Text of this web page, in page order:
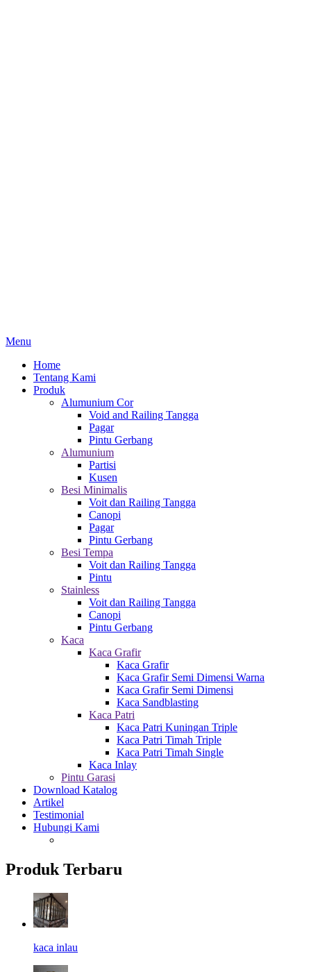
Menu
Home
Tentang Kami
Produk
Alumunium Cor
Void and Railing Tangga
Pagar
Pintu Gerbang
Alumunium
Partisi
Kusen
Besi Minimalis
Voit dan Railing Tangga
Canopi
Pagar
Pintu Gerbang
Besi Tempa
Voit dan Railing Tangga
Pintu
Stainless
Voit dan Railing Tangga
Canopi
Pintu Gerbang
Kaca
Kaca Grafir
Kaca Grafir
Kaca Grafir Semi Dimensi Warna
Kaca Grafir Semi Dimensi
Kaca Sandblasting
Kaca Patri
Kaca Patri Kuningan Triple
Kaca Patri Timah Triple
Kaca Patri Timah Single
Kaca Inlay
Pintu Garasi
Download Katalog
Artikel
Testimonial
Hubungi Kami
Produk Terbaru
kaca inlau